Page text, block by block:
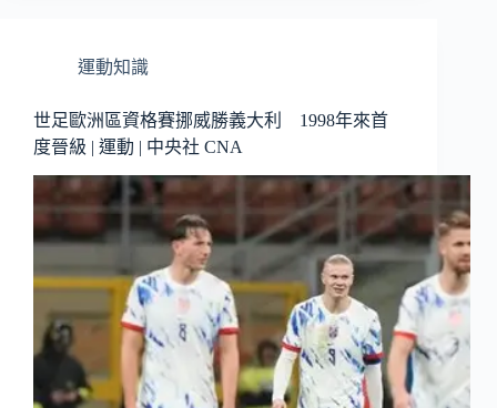
運動知識
世足歐洲區資格賽挪威勝義大利 1998年來首
度晉級 | 運動 | 中央社 CNA